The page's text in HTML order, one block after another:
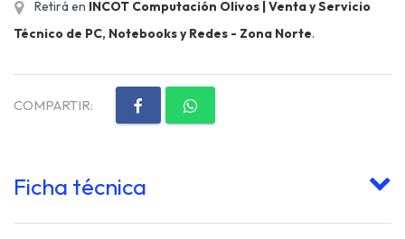
Retirá en INCOT Computación Olivos | Venta y Servicio
Técnico de PC, Notebooks y Redes - Zona Norte.
COMPARTIR:
Ficha técnica